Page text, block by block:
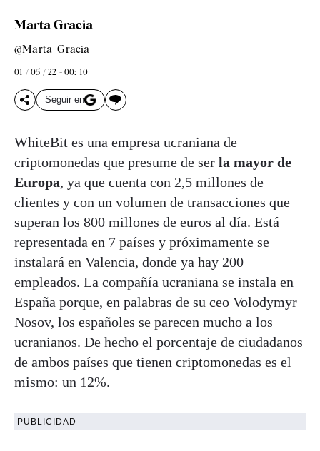
Marta Gracia
@Marta_Gracia
01 / 05 / 22 - 00: 10
Seguir en
WhiteBit es una empresa ucraniana de
criptomonedas que presume de ser la mayor de
Europa, ya que cuenta con 2,5 millones de
clientes y con un volumen de transacciones que
superan los 800 millones de euros al día. Está
representada en 7 países y próximamente se
instalará en Valencia, donde ya hay 200
empleados. La compañía ucraniana se instala en
España porque, en palabras de su ceo Volodymyr
Nosov, los españoles se parecen mucho a los
ucranianos. De hecho el porcentaje de ciudadanos
de ambos países que tienen criptomonedas es el
mismo: un 12%.
PUBLICIDAD